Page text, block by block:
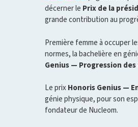
décerner le Prix de la
grande contribution au
Première femme à occuper
normes, la bachelière en
Genius — Progression
Le prix Honoris Genius —
génie physique, pour son
fondateur de Nucleom.